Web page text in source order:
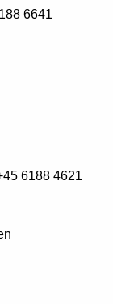
6641
6188 4621